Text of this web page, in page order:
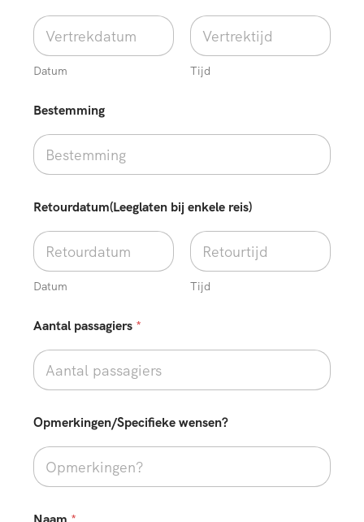
t
r
e
k
p
a
t
b
j
Datum Tijd
Bestemming
Retourdatum(Leeglaten bij enkele reis)
Datum Tijd
Aantal passagiers *
Opmerkingen/Specifieke wensen?